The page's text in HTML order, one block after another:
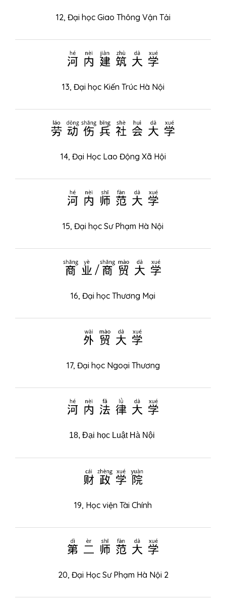
12, Đại học Giao Thông Vận Tải
河内建筑大学
13, Đại học Kiến Trúc Hà Nội
劳动伤兵社会大学
14, Đại Học Lao Động Xã Hội
河内师范大学
15, Đại học Sư Phạm Hà Nội
商业/商贸大学
16, Đại học Thương Mại
外贸大学
17, Đại học Ngoại Thương
河内法律大学
18, Đại học Luật Hà Nội
财政学院
19, Học viện Tài Chính
第二师范大学
20, Đại Học Sư Phạm Hà Nội 2